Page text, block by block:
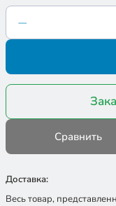
Сравнить
Доставка:
Весь товар,